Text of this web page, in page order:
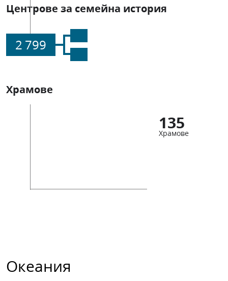
Центрове за семейна история
2 799
Храмове
135
Храмове
Океания